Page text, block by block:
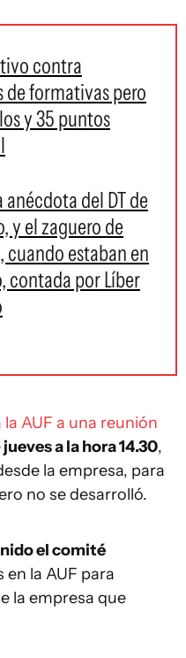
contra
de formativas pero
y 35 puntos
del DT de
y el zaguero de
cuando estaban en
contada por Líber
AUF a una reunión
jueves a la hora 14.30,
la empresa, para
no se desarrolló.
el comité
la AUF para
la empresa que